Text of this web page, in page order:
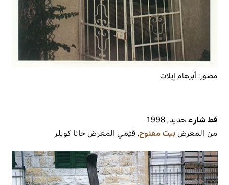
مصور:أبرهام إيلات
قط شارعحديد,
1998
من المعرضبيت مفتوح,قيّمي المعرضحانا كوبلر